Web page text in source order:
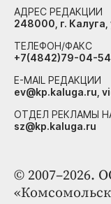
© 2007–2026.
АДРЕС РЕДАКЦИИ
248000, г.
ТЕЛЕФОН/ФАКС
+7(4842)79-04-54
E-MAIL РЕДАКЦИИ
ev@kp.kaluga.ru,
ОТДЕЛ РЕКЛАМЫ
sz@kp.kaluga.ru